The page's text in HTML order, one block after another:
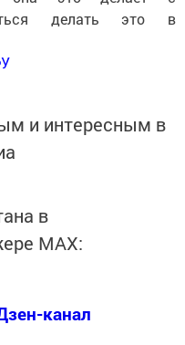
делать это в
и интересным в
в
MАХ:
канал